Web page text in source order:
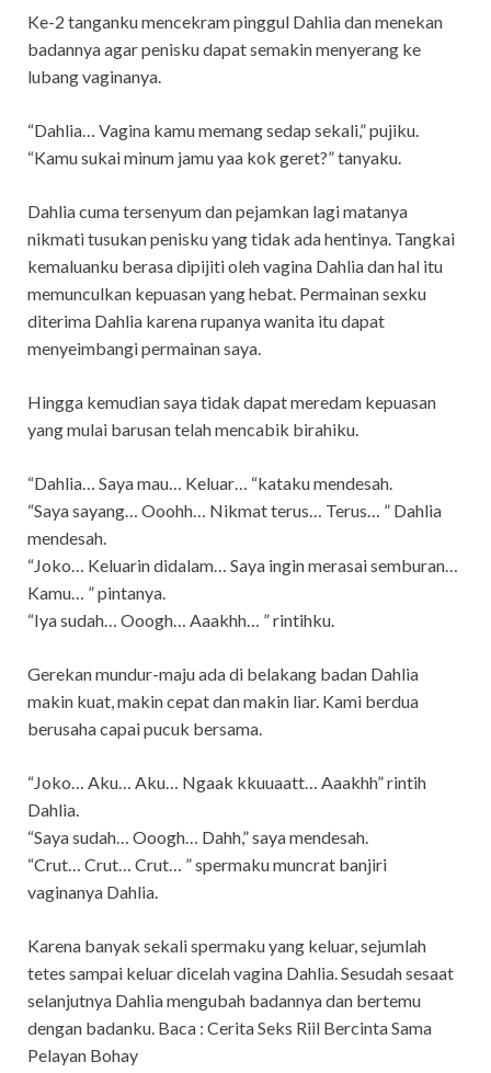
Ke-2 tanganku mencekram pinggul Dahlia dan menekan
badannya agar penisku dapat semakin menyerang ke
lubang vaginanya.
“Dahlia… Vagina kamu memang sedap sekali,” pujiku.
“Kamu sukai minum jamu yaa kok geret?” tanyaku.
Dahlia cuma tersenyum dan pejamkan lagi matanya
nikmati tusukan penisku yang tidak ada hentinya. Tangkai
kemaluanku berasa dipijiti oleh vagina Dahlia dan hal itu
memunculkan kepuasan yang hebat. Permainan sexku
diterima Dahlia karena rupanya wanita itu dapat
menyeimbangi permainan saya.
Hingga kemudian saya tidak dapat meredam kepuasan
yang mulai barusan telah mencabik birahiku.
“Dahlia… Saya mau… Keluar… “kataku mendesah.
“Saya sayang… Ooohh… Nikmat terus… Terus… ” Dahlia
mendesah.
“Joko… Keluarin didalam… Saya ingin merasai semburan…
Kamu… ” pintanya.
“Iya sudah… Ooogh… Aaakhh… ” rintihku.
Gerekan mundur-maju ada di belakang badan Dahlia
makin kuat, makin cepat dan makin liar. Kami berdua
berusaha capai pucuk bersama.
“Joko… Aku… Aku… Ngaak kkuuaatt… Aaakhh” rintih
Dahlia.
“Saya sudah… Ooogh… Dahh,” saya mendesah.
“Crut… Crut… Crut… ” spermaku muncrat banjiri
vaginanya Dahlia.
Karena banyak sekali spermaku yang keluar, sejumlah
tetes sampai keluar dicelah vagina Dahlia. Sesudah sesaat
selanjutnya Dahlia mengubah badannya dan bertemu
dengan badanku. Baca : Cerita Seks Riil Bercinta Sama
Pelayan Bohay